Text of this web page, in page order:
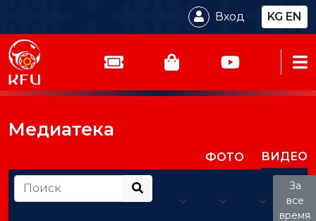
Вход KG EN
Медиатека
ФОТО ВИДЕО
За
все
время